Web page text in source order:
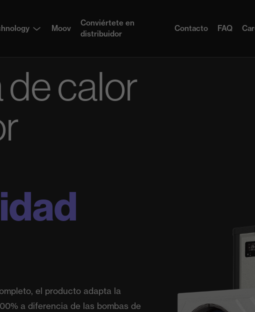
Moov
Conviértete en
distribuidor
Contacto FAQ
calor
el producto adapta la
a diferencia de las bombas de